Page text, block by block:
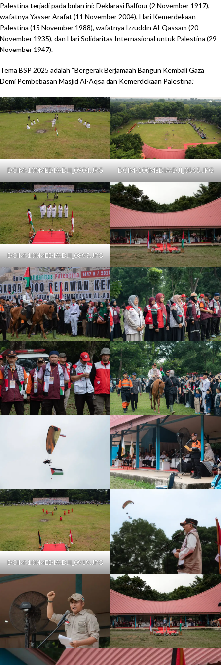
Palestina terjadi pada bulan ini: Deklarasi Balfour (2 November 1917),
wafatnya Yasser Arafat (11 November 2004), Hari Kemerdekaan
Palestina (15 November 1988), wafatnya Izzuddin Al-Qassam (20
November 1935), dan Hari Solidaritas Internasional untuk Palestina (29
November 1947).
Tema BSP 2025 adalah “Bergerak Berjamaah Bangun Kembali Gaza
Demi Pembebasan Masjid Al-Aqsa dan Kemerdekaan Palestina.”
DCIM\100MEDIA\DJI_0904.JPG DCIM\100MEDIA\DJI_0865.JPG
DCIM\100MEDIA\DJI_0895.JPG
DCIM\100MEDIA\DJI_0919.JPG